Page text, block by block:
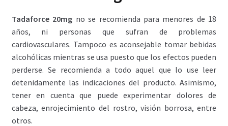
Tadaforce 20mg no se recomienda para menores de 18
años, ni personas que sufran de problemas
cardiovasculares. Tampoco es aconsejable tomar bebidas
alcohólicas mientras se usa puesto que los efectos pueden
perderse. Se recomienda a todo aquel que lo use leer
detenidamente las indicaciones del producto. Asimismo,
tener en cuenta que puede experimentar dolores de
cabeza, enrojecimiento del rostro, visión borrosa, entre
otros.